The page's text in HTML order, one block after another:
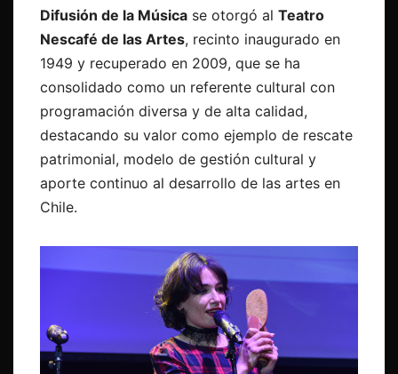
Difusión de la Música se otorgó al Teatro
Nescafé de las Artes, recinto inaugurado en
1949 y recuperado en 2009, que se ha
consolidado como un referente cultural con
programación diversa y de alta calidad,
destacando su valor como ejemplo de rescate
patrimonial, modelo de gestión cultural y
aporte continuo al desarrollo de las artes en
Chile.